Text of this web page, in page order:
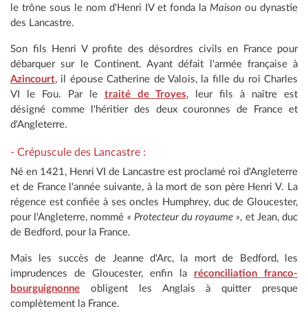
le trône sous le nom d'Henri IV et fonda la Maison ou dynastie
des Lancastre.
Son fils Henri V profite des désordres civils en France pour
débarquer sur le Continent. Ayant défait l'armée française à
Azincourt, il épouse Catherine de Valois, la fille du roi Charles
VI le Fou. Par le traité de Troyes, leur fils à naître est
désigné comme l'héritier des deux couronnes de France et
d'Angleterre.
- Crépuscule des Lancastre :
Né en 1421, Henri VI de Lancastre est proclamé roi d'Angleterre
et de France l'année suivante, à la mort de son père Henri V. La
régence est confiée à ses oncles Humphrey, duc de Gloucester,
pour l'Angleterre, nommé « Protecteur du royaume », et Jean, duc
de Bedford, pour la France.
Mais les succès de Jeanne d'Arc, la mort de Bedford, les
imprudences de Gloucester, enfin la réconciliation franco-
bourguignonne obligent les Anglais à quitter presque
complètement la France.